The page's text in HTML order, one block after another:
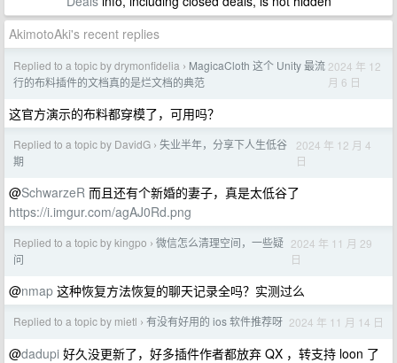
AkimotoAki's recent replies
Replied to a topic by drymonfidelia › MagicaCloth 这个 Unity 最流
行的布料插件的文档真的是烂文档的典范
2024 年 12
月 6 日
这官方演示的布料都穿模了，可用吗？
Replied to a topic by DavidG › 失业半年，分享下人生低谷
期
2024 年 12 月 4
日
@SchwarzeR 而且还有个新婚的妻子，真是太低谷了
https://i.imgur.com/agAJ0Rd.png
Replied to a topic by kingpo › 微信怎么清理空间，一些疑
问
2024 年 11 月 29
日
@nmap 这种恢复方法恢复的聊天记录全吗？实测过么
Replied to a topic by mietl › 有没有好用的 ios 软件推荐呀 2024 年 11 月 14 日
@dadupi 好久没更新了，好多插件作者都放弃 QX ，转支持 loon 了